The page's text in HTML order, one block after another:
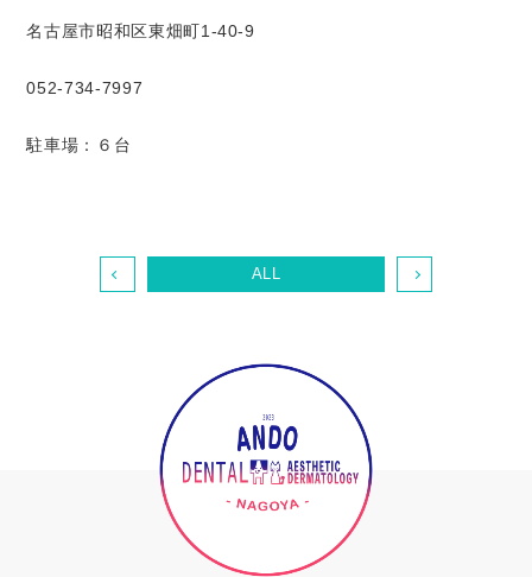
名古屋市昭和区東畑町1-40-9
052-734-7997
駐車場：６台
ALL